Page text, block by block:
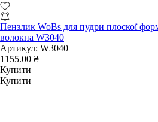
Пензлик WoBs для пудри плоскої
волокна W3040
Артикул: W3040
1155.00 ₴
Купити
Купити